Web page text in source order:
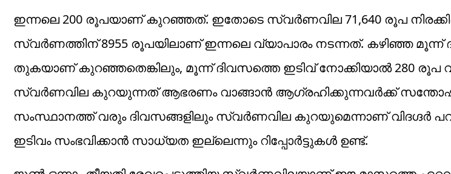
ഇന്നലെ 200 രൂപയാണ് കുറഞ്ഞത്. ഇതോടെ സ്വർണവില 71,640 രൂപ
സ്വർണത്തിന് 8955 രൂപയിലാണ് ഇന്നലെ വ്യാപാരം നടന്നത്. കഴിഞ്ഞ മൂന്ന്
തുകയാണ് കുറഞ്ഞതെങ്കിലും, മൂന്ന് ദിവസത്തെ ഇടിവ് നോക്കിയാല്‍ 280 രൂപ
സ്വർണവില കുറയുന്നത് ആഭരണം വാങ്ങാന്‍ ആഗ്രഹിക്കുന്നവര്‍ക്ക്
സംസ്ഥാനത്ത് വരും ദിവസങ്ങളിലും സ്വർണവില കുറയുമെന്നാണ് വിദഗ്ദര്‍
ഇടിവം സംഭവിക്കാൻ സാധ്യത ഇല്ലെന്നും റിപ്പോർട്ടുകൾ ഉണ്ട്.